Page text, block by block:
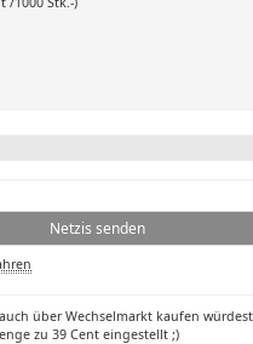
Netzis senden
über Wechselmarkt kaufen
zu 39 Cent eingestellt ;)